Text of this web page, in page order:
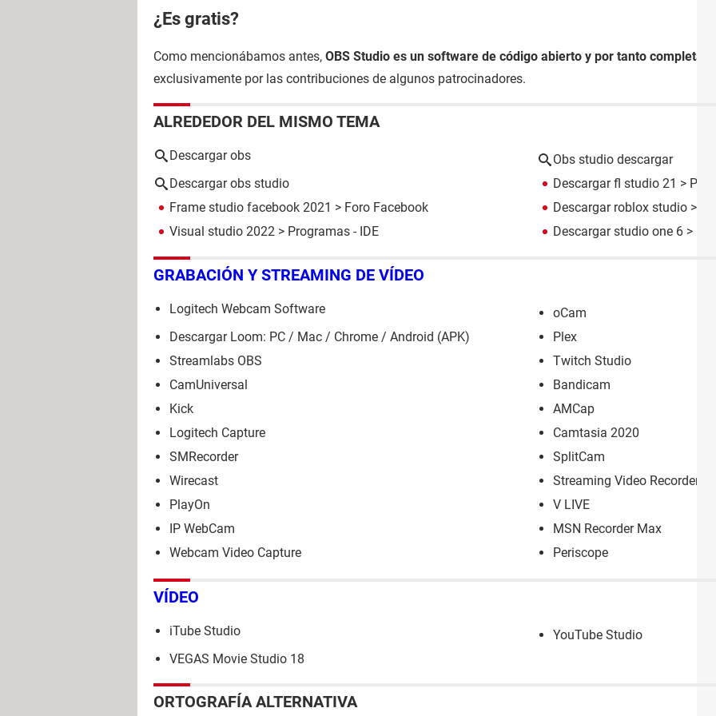
¿Es gratis?
Como mencionábamos antes, OBS Studio es un software de código abierto y por tanto
exclusivamente por las contribuciones de algunos patrocinadores.
ALREDEDOR DEL MISMO TEMA
Descargar obs
Obs studio descargar
Descargar obs studio
Descargar fl studio 21 >
Frame studio facebook 2021 > Foro Facebook Descargar roblox studio >
Visual studio 2022 > Programas - IDE Descargar studio one 6 >
GRABACIÓN Y STREAMING DE VÍDEO
Logitech Webcam Software
oCam
Descargar Loom: PC / Mac / Chrome / Android (APK)
Plex
Streamlabs OBS
Twitch Studio
CamUniversal
Bandicam
Kick
AMCap
Logitech Capture
Camtasia 2020
SMRecorder
SplitCam
Wirecast
Streaming Video Recorder
PlayOn
V LIVE
IP WebCam
MSN Recorder Max
Webcam Video Capture
Periscope
VÍDEO
iTube Studio
YouTube Studio
VEGAS Movie Studio 18
ORTOGRAFÍA ALTERNATIVA